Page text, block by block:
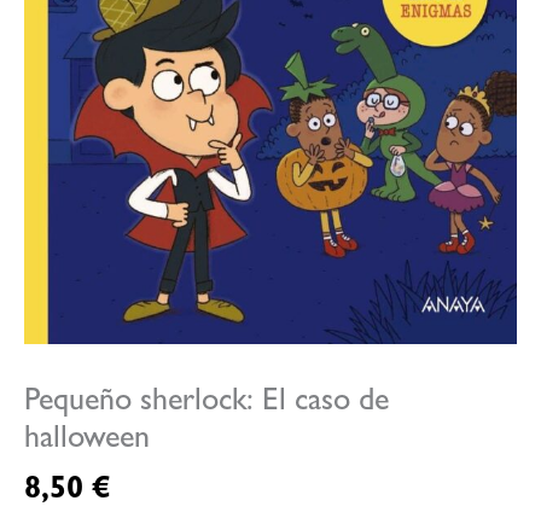
Pequeño sherlock: El caso de
halloween
8,50 €